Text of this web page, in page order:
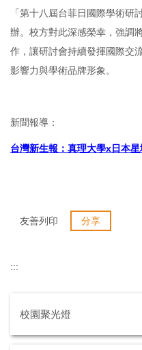
「第十八屆台菲日國際學術研
辦。校方對此深感榮幸，強調
作，讓研討會持續發揮國際交
影響力與學術品牌形象。
新聞報導：
台灣新生報：真理大學x日本
友善列印 分享
:::
校園聚光燈